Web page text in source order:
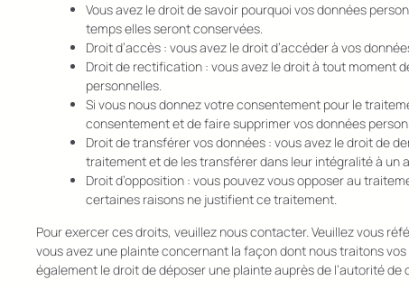
Vous avez le droit de savoir pourquoi vos données
temps elles seront conservées.
Droit d’accès : vous avez le droit d’accéder à vos
Droit de rectification : vous avez le droit à tout moment
personnelles.
Si vous nous donnez votre consentement pour le
consentement et de faire supprimer vos données
Droit de transférer vos données : vous avez le droit de
traitement et de les transférer dans leur intégralité à un
Droit d’opposition : vous pouvez vous opposer au
certaines raisons ne justifient ce traitement.
Pour exercer ces droits, veuillez nous contacter. Veuillez vous
vous avez une plainte concernant la façon dont nous traitons
également le droit de déposer une plainte auprès de l’autorité